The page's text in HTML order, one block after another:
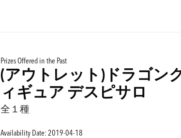
Prizes Offered in the Past
(アウトレット)ドラゴン
ィギュア デスピサロ
全１種
Availability Date: 2019-04-18